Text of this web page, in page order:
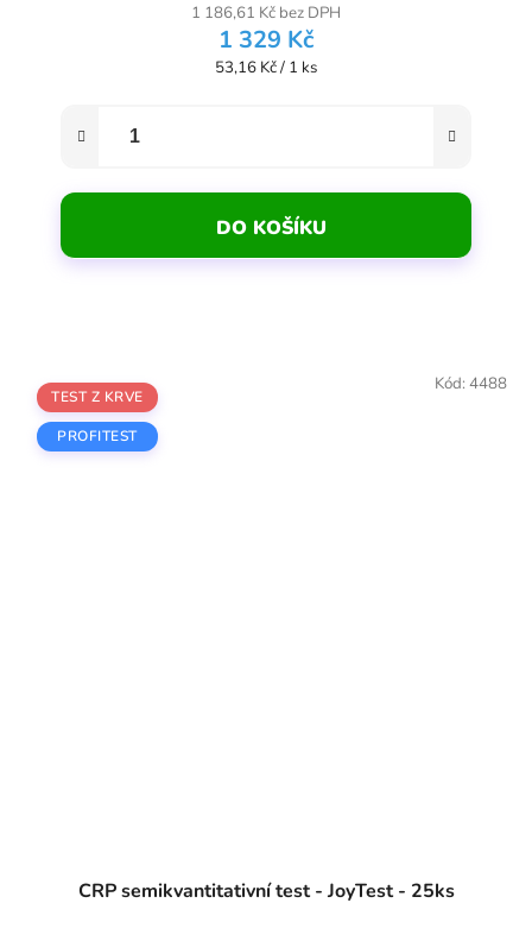
1 186,61 Kč bez DPH
1 329 Kč
Měrná cena:
53,16 Kč / 1 ks
DO KOŠÍKU
TEST Z KRVE
PROFITEST
CRP semikvantitativní test - JoyTest - 25ks
Kód: 4488